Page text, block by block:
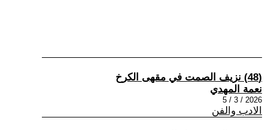
(48) نزيف الصمت في مقهى الكرخ
نعمة المهدي
2026 / 3 / 5
الادب والفن